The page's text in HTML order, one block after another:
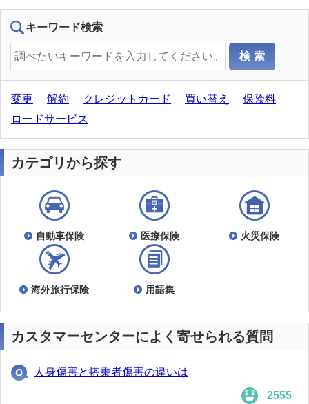
キーワード検索
変更 解約 クレジットカード 買い替え
保険料
ロードサービス
カテゴリから探す
自動車保険 医療保険 火災保険
海外旅行保険 用語集
カスタマーセンターによく寄せられる質問
人身傷害と搭乗者傷害の違いは
2555